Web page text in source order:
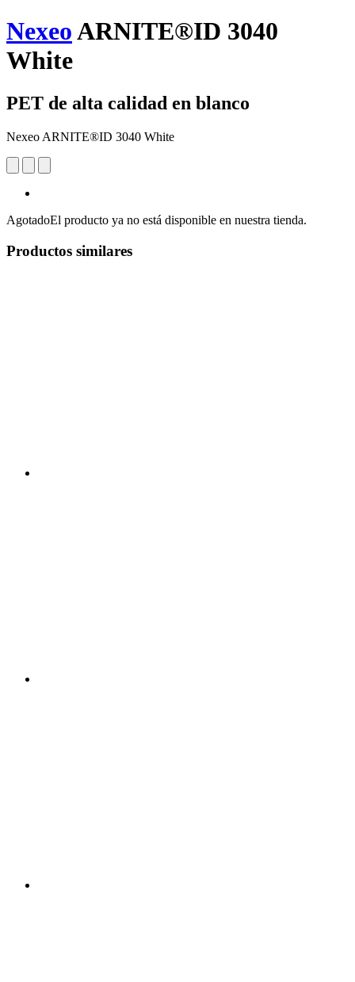
NexeoARNITE®ID 3040
White
PET de alta calidad en blanco
Nexeo ARNITE®ID 3040 White
AgotadoEl producto ya no está disponible en nuestra tienda.
Productos similares